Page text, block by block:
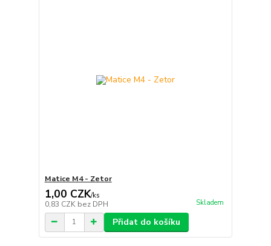
Matice M4 - Zetor
1,00 CZK/ks
0,83 CZK bez DPH Skladem
Přidat do košíku